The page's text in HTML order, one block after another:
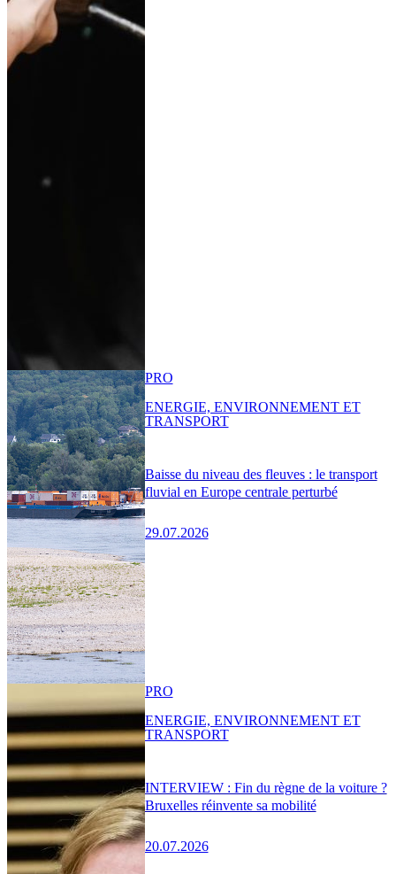
Baisse du niveau des fleuves : le transport
fluvial en Europe centrale perturbé
29.07.2026
PRO
ENERGIE, ENVIRONNEMENT ET
TRANSPORT
INTERVIEW : Fin du règne de la voiture ?
Bruxelles réinvente sa mobilité
20.07.2026
PRO
ENERGIE, ENVIRONNEMENT ET
TRANSPORT